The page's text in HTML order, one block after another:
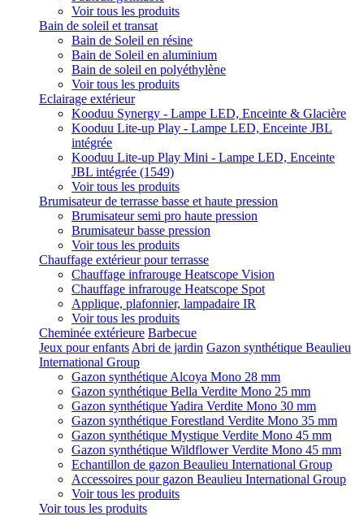
Voir tous les produits
Bain de soleil et transat
Bain de Soleil en résine
Bain de Soleil en aluminium
Bain de soleil en polyéthylène
Voir tous les produits
Eclairage extérieur
Kooduu Synergy - Lampe LED, Enceinte & Glacière
Kooduu Lite-up Play - Lampe LED, Enceinte JBL
intégrée
Kooduu Lite-up Play Mini - Lampe LED, Enceinte
JBL intégrée (1549)
Voir tous les produits
Brumisateur de terrasse basse et haute pression
Brumisateur semi pro haute pression
Brumisateur basse pression
Voir tous les produits
Chauffage extérieur pour terrasse
Chauffage infrarouge Heatscope Vision
Chauffage infrarouge Heatscope Spot
Applique, plafonnier, lampadaire IR
Voir tous les produits
Cheminée extérieure Barbecue
Jeux pour enfants Abri de jardin Gazon synthétique Beaulieu
International Group
Gazon synthétique Alcoya Mono 28 mm
Gazon synthétique Bella Verdite Mono 25 mm
Gazon synthétique Yadira Verdite Mono 30 mm
Gazon synthétique Forestland Verdite Mono 35 mm
Gazon synthétique Mystique Verdite Mono 45 mm
Gazon synthétique Wildflower Verdite Mono 45 mm
Echantillon de gazon Beaulieu International Group
Accessoires pour gazon Beaulieu International Group
Voir tous les produits
Voir tous les produits